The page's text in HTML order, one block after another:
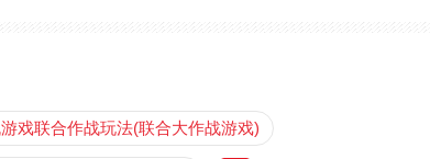
戏联合作战玩法(联合大作战游戏)